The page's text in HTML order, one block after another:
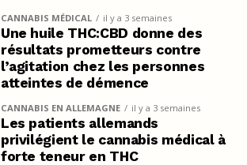
CANNABIS MÉDICAL il y a 3 semaines
Une huile THC:CBD donne des
résultats prometteurs contre
l’agitation chez les personnes
atteintes de démence
CANNABIS EN ALLEMAGNE il y a 3 semaines
Les patients allemands
privilégient le cannabis médical à
forte teneur en THC